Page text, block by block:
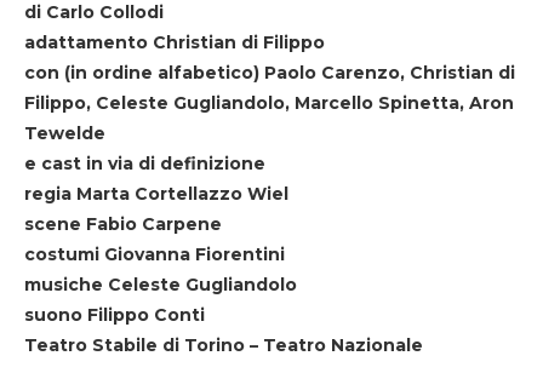
di Carlo Collodi
adattamento Christian di Filippo
con (in ordine alfabetico) Paolo Carenzo, Christian di
Filippo, Celeste Gugliandolo, Marcello Spinetta, Aron
Tewelde
e cast in via di definizione
regia Marta Cortellazzo Wiel
scene Fabio Carpene
costumi Giovanna Fiorentini
musiche Celeste Gugliandolo
suono Filippo Conti
Teatro Stabile di Torino – Teatro Nazionale